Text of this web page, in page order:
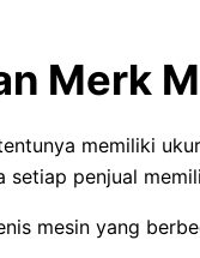
Merk
memiliki
penjual
mesin yang